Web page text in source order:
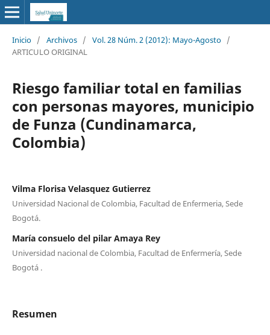
Inicio / Archivos / Vol. 28 Núm. 2 (2012): Mayo-Agosto /
ARTICULO ORIGINAL
Riesgo familiar total en familias
con personas mayores, municipio
de Funza (Cundinamarca,
Colombia)
Vilma Florisa Velasquez Gutierrez
Universidad Nacional de Colombia, Facultad de Enfermeria, Sede
Bogotá.
María consuelo del pilar Amaya Rey
Universidad nacional de Colombia, Facultad de Enfermería, Sede
Bogotá .
Resumen